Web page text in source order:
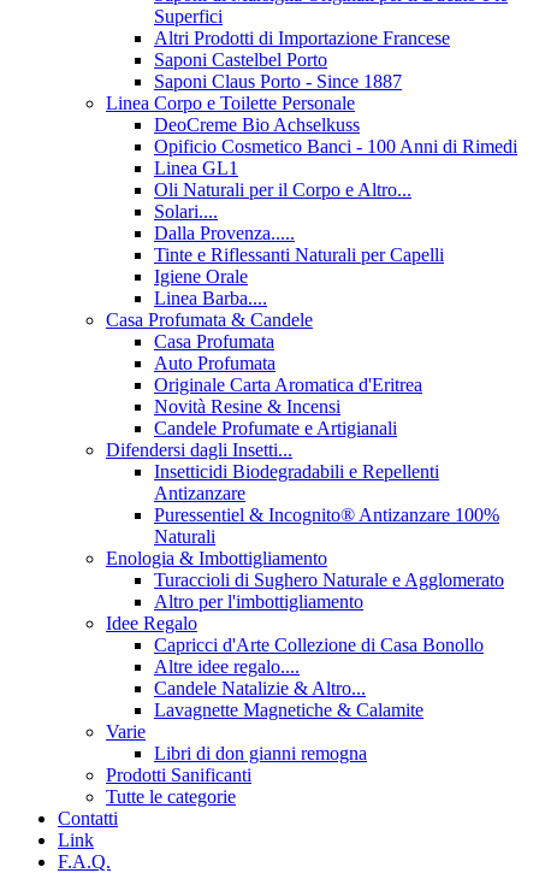
Superfici
Altri Prodotti di Importazione Francese
Saponi Castelbel Porto
Saponi Claus Porto - Since 1887
Linea Corpo e Toilette Personale
DeoCreme Bio Achselkuss
Opificio Cosmetico Banci - 100 Anni di Rimedi
Linea GL1
Oli Naturali per il Corpo e Altro...
Solari....
Dalla Provenza.....
Tinte e Riflessanti Naturali per Capelli
Igiene Orale
Linea Barba....
Casa Profumata & Candele
Casa Profumata
Auto Profumata
Originale Carta Aromatica d'Eritrea
Novità Resine & Incensi
Candele Profumate e Artigianali
Difendersi dagli Insetti...
Insetticidi Biodegradabili e Repellenti
Antizanzare
Puressentiel & Incognito® Antizanzare 100%
Naturali
Enologia & Imbottigliamento
Turaccioli di Sughero Naturale e Agglomerato
Altro per l'imbottigliamento
Idee Regalo
Capricci d'Arte Collezione di Casa Bonollo
Altre idee regalo....
Candele Natalizie & Altro...
Lavagnette Magnetiche & Calamite
Varie
Libri di don gianni remogna
Prodotti Sanificanti
Tutte le categorie
Contatti
Link
F.A.Q.